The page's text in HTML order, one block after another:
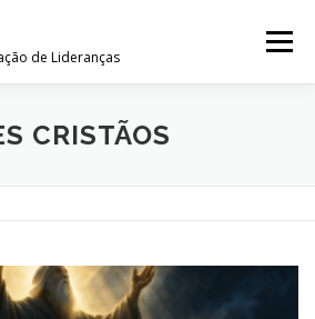
de Lideranças
Menu
NÓS CONTRIBUA
CRISTÃOS